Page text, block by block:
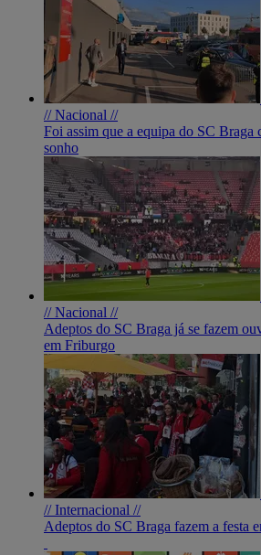
// Nacional //
Foi assim que a equipa do SC Braga
sonho
// Nacional //
Adeptos do SC Braga já se fazem
em Friburgo
// Internacional //
Adeptos do SC Braga fazem a festa